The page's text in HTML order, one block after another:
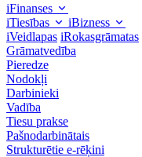
iFinanses
iTiesības
iBizness
iVeidlapas iRokasgrāmatas
Grāmatvedība
Pieredze
Nodokļi
Darbinieki
Vadība
Tiesu prakse
Pašnodarbinātais
Strukturētie e-rēķini